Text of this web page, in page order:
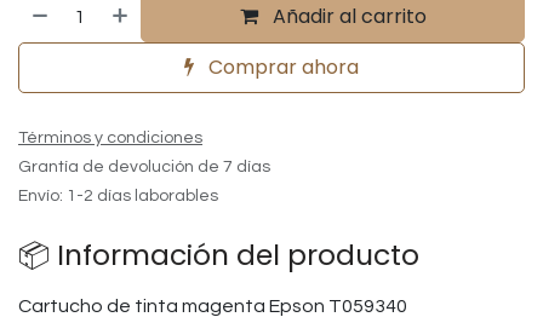
Añadir al carrito
Comprar ahora
Términos y condiciones
Grantía de devolución de 7 días
Envío: 1-2 días laborables
📦 Información del producto
Cartucho de tinta magenta Epson T059340